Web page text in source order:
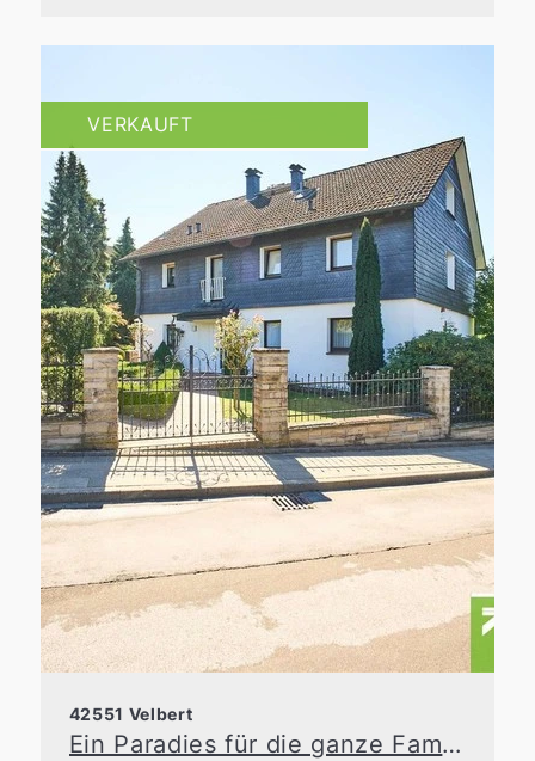
VERKAUFT
42551 Velbert
Ein Paradies für die ganze Familie